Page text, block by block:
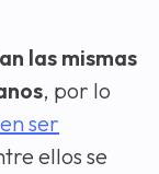
las mismas
, por lo
ser
ellos se